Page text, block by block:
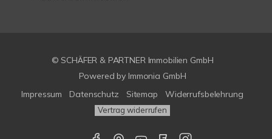
© SCHÄFER & PARTNER Immobilien GmbH
Powered by Immonia GmbH
Impressum
Datenschutz Sitemap Widerrufsbelehrung
Vertrag widerrufen